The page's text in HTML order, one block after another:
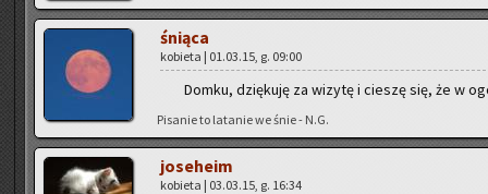
śnią­ca
ko­bie­ta | 01.03.15, g. 09:00
Domku, dzię­ku­ję za wi­zy­tę i cie­szę się, że w
Pi­sa­nie to la­ta­nie we śnie - N.G.
jo­se­he­im
ko­bie­ta | 03.03.15, g. 16:34